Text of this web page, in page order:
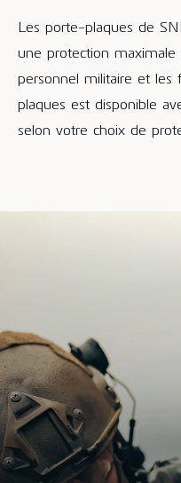
Les porte-plaques de
une protection
personnel militaire et les
plaques est disponible
selon votre choix de